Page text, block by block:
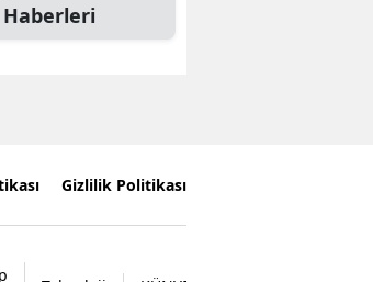
Haberleri
Gizlilik Politikası